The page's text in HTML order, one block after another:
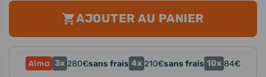
AJOUTER AU PANIER
3x 280€sans frais 4x 210€sans frais 10x 84€